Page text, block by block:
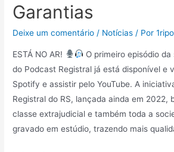
Garantias
Deixe um comentário / Notícias / Por
ESTÁ NO AR!
O primeiro episódio
do Podcast Registral já está disponível e
Spotify e assistir pelo YouTube. A
Registral do RS, lançada ainda em 2022,
classe extrajudicial e também toda a
gravado em estúdio, trazendo mais